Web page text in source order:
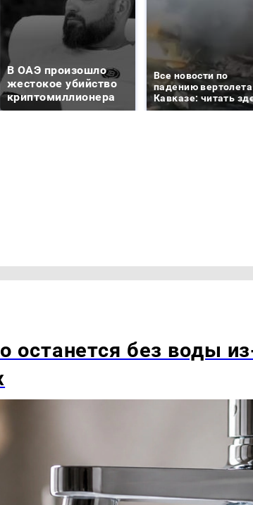
В ОАЭ произошло
жестокое убийство
криптомиллионера
Все новости по
падению вертолета
Кавказе: читать
останется без воды